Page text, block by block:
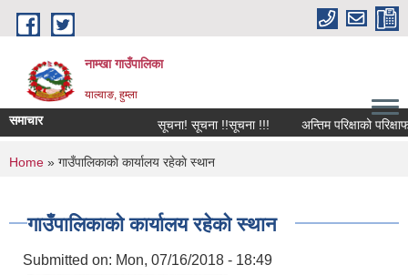
Skip to main content
नाम्खा गाउँपालिका
याल्वाङ, हुम्ला
समाचार सूचना! सूचना !!सूचना !!! अन्तिम परिक्षाको
You are here
Home » गाउँपालिकाकाे कार्यालय रहेकाे स्थान
गाउँपालिकाकाे कार्यालय रहेकाे स्थान
Submitted on: Mon, 07/16/2018 - 18:49